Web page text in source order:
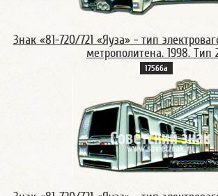
Знак «81-720/721 «Яуза» - тип
метрополитена. 1998. Тип
17566а